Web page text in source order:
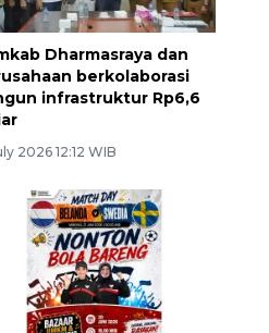
Dharmasraya dan
berkolaborasi
infrastruktur Rp6,6
2026 12:12 WIB